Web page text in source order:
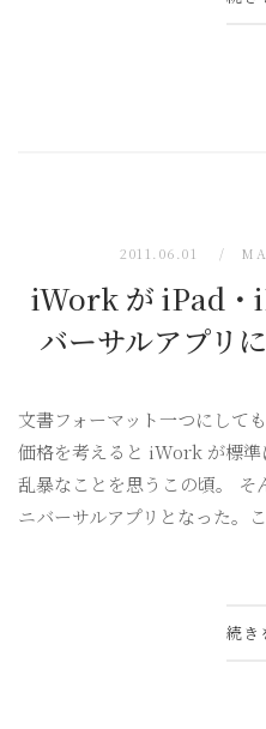
2011.06.01
iWork が iPad・
バーサルアプリ
文書フォーマット一つにして
価格を考えると iWork が標準
乱暴なことを思うこの頃。
ニバーサルアプリとなった。
続き